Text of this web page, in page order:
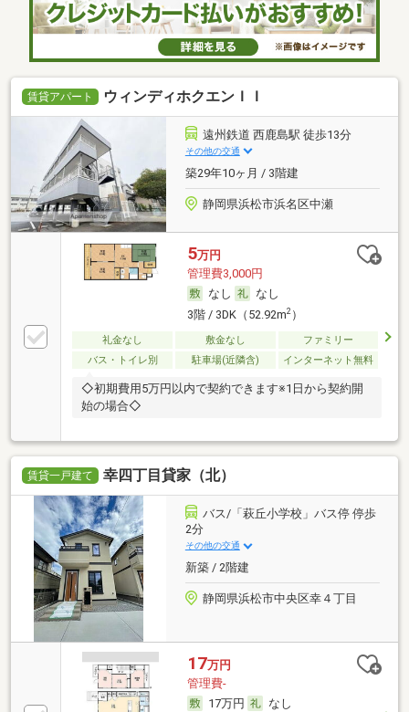
賃貸アパート ウィンディホクエンＩＩ
遠州鉄道 西鹿島駅 徒歩13分
その他の交通
築29年10ヶ月 / 3階建
静岡県浜松市浜名区中瀬
5万円
管理費3,000円
なし
なし
3階 / 3DK（52.92m2）
礼金なし 敷金なし
ファミリー
バス・トイレ別
駐車場(近隣含) インターネット無料
◇初期費用5万円以内で契約できます※1日から契約開
始の場合◇
賃貸一戸建て 幸四丁目貸家（北）
バス/「萩丘小学校」バス停 停歩
2分
その他の交通
新築 / 2階建
静岡県浜松市中央区幸４丁目
17万円
管理費-
17万円
なし